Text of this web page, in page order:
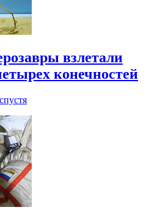
взлетали
конечностей